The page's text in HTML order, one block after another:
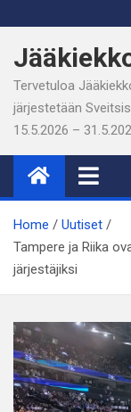
to
content
Tervetuloa
järjestetään
15.5.2026 –
Home
Uutiset
Tampere ja Riika
järjestäjiksi